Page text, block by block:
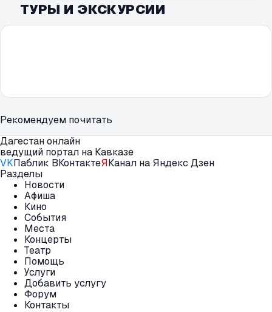
ТУРЫ И ЭКСКУРСИИ
Рекомендуем почитать
Дагестан онлайн
ведущий портал на Кавказе
VKПаблик ВКонтактеЯКанал на Яндекс Дзен
Разделы
Новости
Афиша
Кино
События
Места
Концерты
Театр
Помощь
Услуги
Добавить услугу
Форум
Контакты